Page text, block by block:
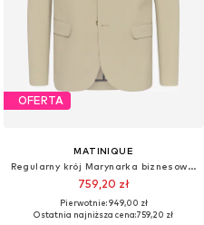
OFERTA
MATINIQUE
Regularny krój Marynarka biznesowa 'George'
759,20 zł
Pierwotnie: 949,00 zł
Ostatnia najniższa cena:759,20 zł